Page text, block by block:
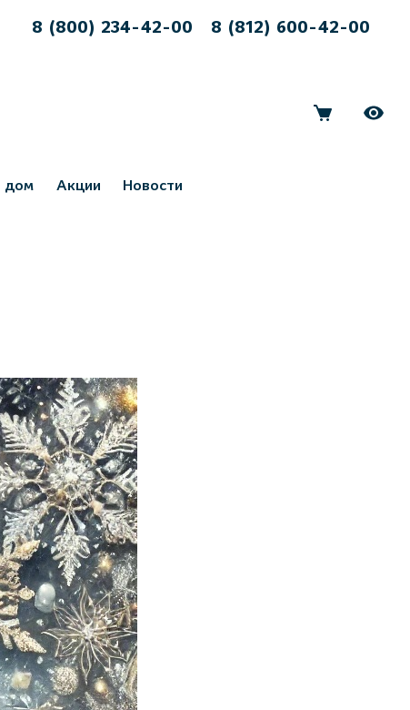
8 (800) 234-42-00 8 (812) 600-42-00
дом Акции Новости